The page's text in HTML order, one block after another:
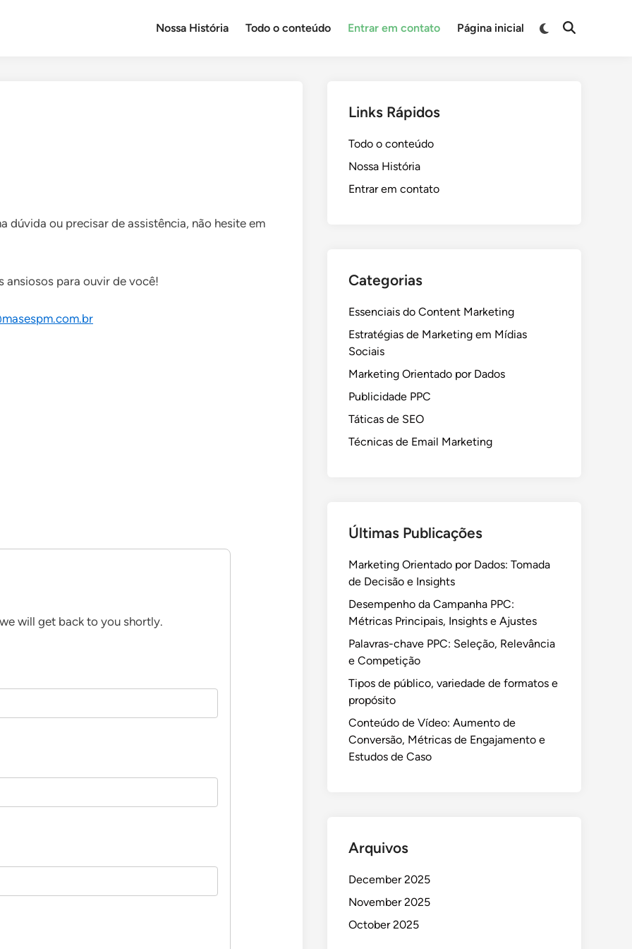
Nossa História Todo o conteúdo Entrar em contato Página inicial
Switch
Open
dúvida ou precisar de assistência, não hesite em
ansiosos para ouvir de você!
will get back to you shortly.
Links Rápidos
Todo o conteúdo
Nossa História
Entrar em contato
Categorias
Essenciais do Content Marketing
Estratégias de Marketing em Mídias
Sociais
Marketing Orientado por Dados
Publicidade PPC
Táticas de SEO
Técnicas de Email Marketing
Últimas Publicações
Marketing Orientado por Dados: Tomada
de Decisão e Insights
Desempenho da Campanha PPC:
Métricas Principais, Insights e Ajustes
Palavras-chave PPC: Seleção, Relevância
e Competição
Tipos de público, variedade de formatos e
propósito
Conteúdo de Vídeo: Aumento de
Conversão, Métricas de Engajamento e
Estudos de Caso
Arquivos
December 2025
November 2025
October 2025